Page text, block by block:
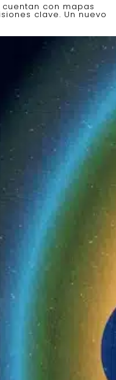
con mapas
clave. Un nuevo